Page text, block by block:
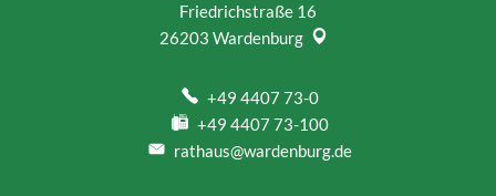
Friedrichstraße 16
26203 Wardenburg
+49 4407 73-0
+49 4407 73-100
rathaus@wardenburg.de